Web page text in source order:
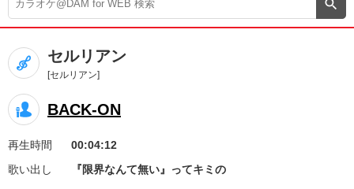
カラオケ＠DAM
ユーザー検索
キャンペーン
お知らせ よくあるご質問
セルリアン
[セルリアン]
BACK-ON
再生時間
00:04:12
歌い出し
『限界なんて無い』ってキミの